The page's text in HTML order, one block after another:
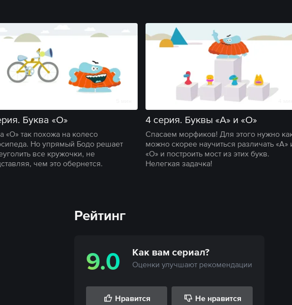
Буква «О»
«О» так похожа на колесо
Но упрямый Бодо решает
все кружочки, не
чем это обернется.
4 серия. Буквы «А» и «О»
Спасаем морфиков! Для этого нужно
можно скорее научиться различать «А»
«О» и построить мост из этих букв.
Нелегкая задачка!
Рейтинг
9.0 Как вам сериал?
Оценки улучшают рекомендации
Нравится Не нравится